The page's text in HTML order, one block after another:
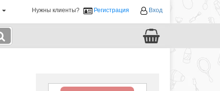
Нужны клиенты? Регистрация Вход